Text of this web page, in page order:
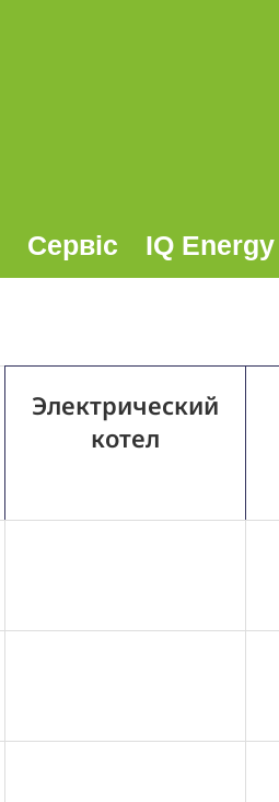
Сервіс IQ Energy
Электрический
котел